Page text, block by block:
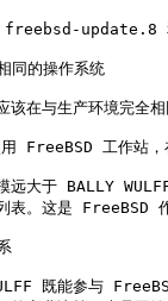
freebsd-update.8
同的操作系统
该在与生产环境完全
FreeBSD 工作站，
远大于 BALLY
表。这是 FreeBSD
既能参与